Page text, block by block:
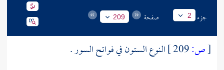
جزء 2 صفحة 209
[ص:
النوع الستون في فواتح السور .